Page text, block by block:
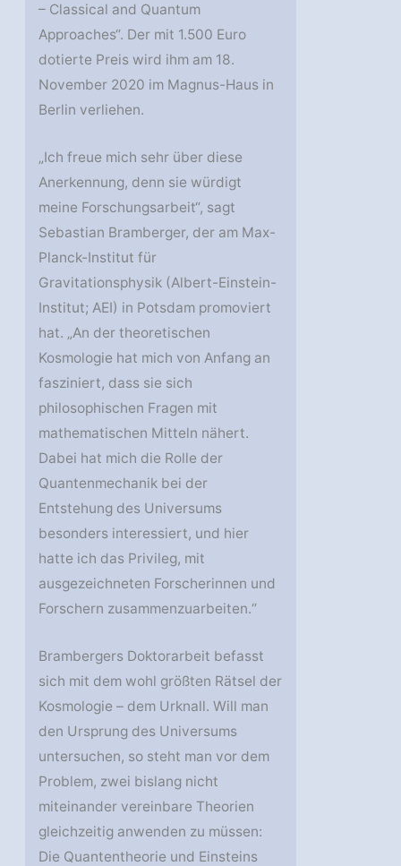
– Classical and Quantum
Approaches“. Der mit 1.500 Euro
dotierte Preis wird ihm am 18.
November 2020 im Magnus-Haus in
Berlin verliehen.
„Ich freue mich sehr über diese
Anerkennung, denn sie würdigt
meine Forschungsarbeit“, sagt
Sebastian Bramberger, der am Max-
Planck-Institut für
Gravitationsphysik (Albert-Einstein-
Institut; AEI) in Potsdam promoviert
hat. „An der theoretischen
Kosmologie hat mich von Anfang an
fasziniert, dass sie sich
philosophischen Fragen mit
mathematischen Mitteln nähert.
Dabei hat mich die Rolle der
Quantenmechanik bei der
Entstehung des Universums
besonders interessiert, und hier
hatte ich das Privileg, mit
ausgezeichneten Forscherinnen und
Forschern zusammenzuarbeiten.“
Brambergers Doktorarbeit befasst
sich mit dem wohl größten Rätsel der
Kosmologie – dem Urknall. Will man
den Ursprung des Universums
untersuchen, so steht man vor dem
Problem, zwei bislang nicht
miteinander vereinbare Theorien
gleichzeitig anwenden zu müssen:
Die Quantentheorie und Einsteins